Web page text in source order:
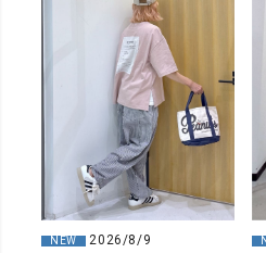
NEW
2026/8/9